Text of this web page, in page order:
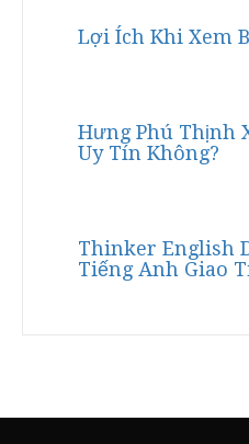
Lợi Ích Khi Xem
Hưng Phú Thịnh
Uy Tín Không?
Thinker English
Tiếng Anh Giao